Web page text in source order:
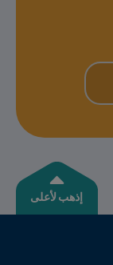
إذهب لأعلى